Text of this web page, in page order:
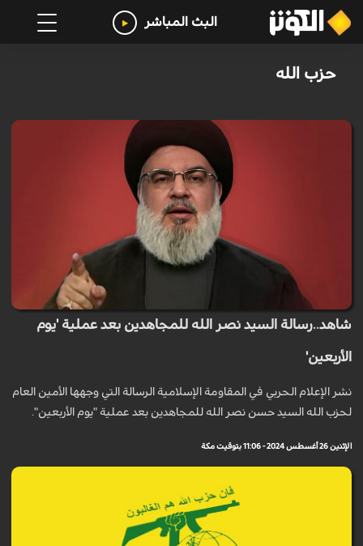
البث المباشر
حزب الله
شاهد..رسالة السيد نصر الله للمجاهدين بعد عملية 'يوم
الأربعين'
نشر الإعلام الحربي في المقاومة الإسلامية الرسالة التي وجهها الأمين العام
لحزب الله السيد حسن نصر الله للمجاهدين بعد عملية "يوم الأربعين".
الإثنين 26 أغسطس 2024 - 11:06 بتوقيت مكة